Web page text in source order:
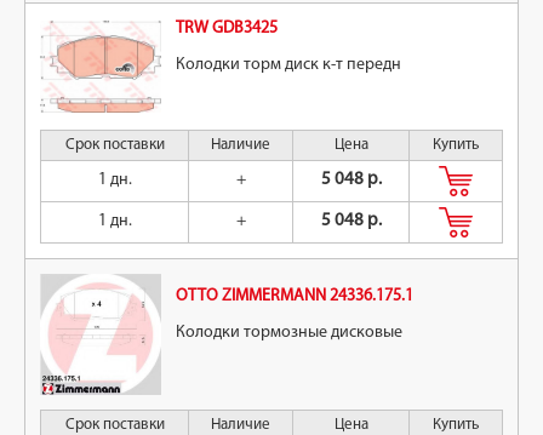
TRW GDB3425
Колодки торм диск к-т передн
Срок поставки Наличие Цена Купить
1 дн. + 5 048 р.
1 дн. + 5 048 р.
OTTO ZIMMERMANN 24336.175.1
Колодки тормозные дисковые
Срок поставки Наличие Цена Купить